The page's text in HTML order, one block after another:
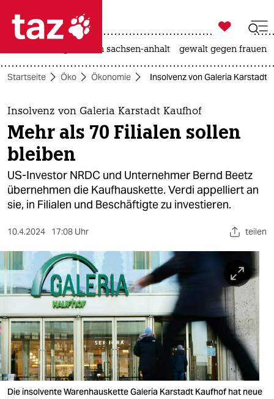
 taz zahl ich
taz zahl ich
themen
politik
öko
gesellschaft
sport
berlin
nord
wahrheit
verlag
verlag

taz zahl ich
landtagswahl in sachsen-anhalt gewalt gegen frauen
Startseite Öko Ökonomie Insolvenz von Galeria Karstadt
Insolvenz von Galeria Karstadt Kaufhof
Mehr als 70 Filialen sollen
bleiben
US-Investor NRDC und Unternehmer Bernd Beetz
übernehmen die Kaufhauskette. Verdi appelliert an
sie, in Filialen und Beschäftigte zu investieren.
10.4.2024 17:08 Uhr teilen
Die insolvente Warenhauskette Galeria Karstadt Kaufhof hat neue